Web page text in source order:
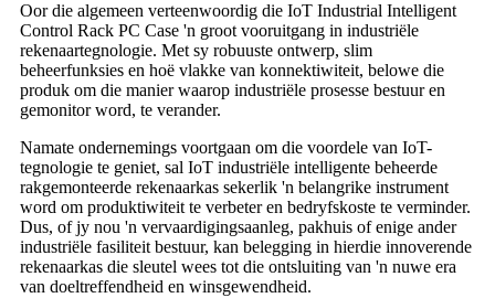
Oor die algemeen verteenwoordig die IoT Industrial Intelligent
Control Rack PC Case 'n groot vooruitgang in industriële
rekenaartegnologie. Met sy robuuste ontwerp, slim
beheerfunksies en hoë vlakke van konnektiwiteit, belowe die
produk om die manier waarop industriële prosesse bestuur en
gemonitor word, te verander.
Namate ondernemings voortgaan om die voordele van IoT-
tegnologie te geniet, sal IoT industriële intelligente beheerde
rakgemonteerde rekenaarkas sekerlik 'n belangrike instrument
word om produktiwiteit te verbeter en bedryfskoste te verminder.
Dus, of jy nou 'n vervaardigingsaanleg, pakhuis of enige ander
industriële fasiliteit bestuur, kan belegging in hierdie innoverende
rekenaarkas die sleutel wees tot die ontsluiting van 'n nuwe era
van doeltreffendheid en winsgewendheid.